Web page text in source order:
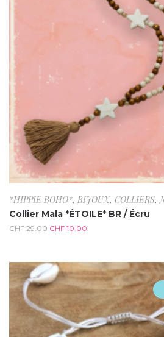
*HIPPIE BOHO*, BIJOUX, COLLIERS,
Collier Mala *ÉTOILE* BR / Écru
CHF29.00 CHF 10.00